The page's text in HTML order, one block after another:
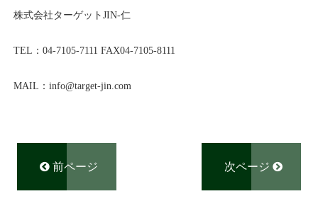
株式会社ターゲットJIN-仁
TEL ：04-7105-7111 FAX04-7105-8111
MAIL ：info@target-jin.com
前ページ 次ページ